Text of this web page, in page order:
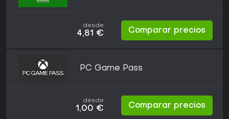
desde
4,81 € Comparar precios
PC Game Pass
desde
1,00 € Comparar precios